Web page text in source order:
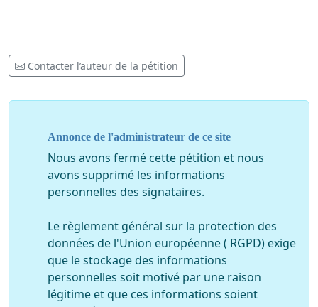
politiques, résidants ou expatriés, à être solidaire de
cette pétition. « Umuntu ngumuntu ngabantu » !
1/ Farah Abdillahi Miguil, Président de l'ODDH
l'université George Washington (Washington DC)
3/ Kadar Abdi Ibrahim , journaliste indépendant
Aïcha-Inès Ahmed Youssouf, juriste et membre de
l’ADDPH
Contacter l’auteur de la pétition
Annonce de l'administrateur de ce site
Nous avons fermé cette pétition et nous
avons supprimé les informations
personnelles des signataires.
Le règlement général sur la protection des
données de l'Union européenne ( RGPD) exige
que le stockage des informations
personnelles soit motivé par une raison
légitime et que ces informations soient